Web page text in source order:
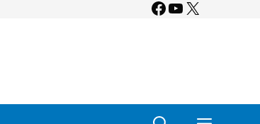
Facebook
YouTube
X